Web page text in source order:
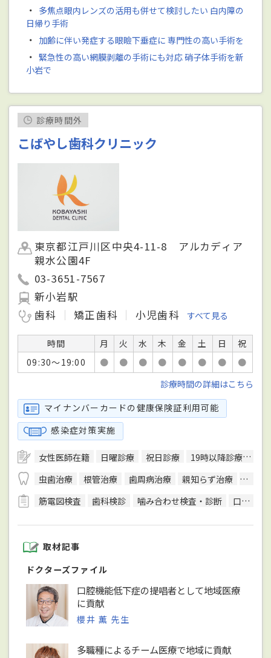
・ 多焦点眼内レンズの活用も併せて検討したい 白内障の
日帰り手術
・ 加齢に伴い発症する眼瞼下垂症に 専門性の高い手術を
・ 緊急性の高い網膜剥離の手術にも対応 硝子体手術を新
小岩で
診療時間外
こばやし歯科クリニック
東京都江戸川区中央4-11-8 アルカディア
親水公園4F
03-3651-7567
新小岩駅
歯科
矯正歯科 小児歯科 すべて見る
時間 月 火 水 木 金 土 日
祝
09:30～19:00
● ● ● ● ● ● ●
●
診療時間の詳細はこちら
マイナンバーカードの健康保険証利用可能
感染症対策実施
女性医師在籍 日曜診療 祝日診療 19時以降診療可
虫歯治療
根管治療 歯周病治療 親知らず治療
顎関
筋電図検査
歯科検診 噛み合わせ検査・診断 口腔がん検診
取材記事
ドクターズファイル
口腔機能低下症の提唱者として地域医療
に貢献
櫻井 薫 先生
多職種によるチーム医療で地域に貢献